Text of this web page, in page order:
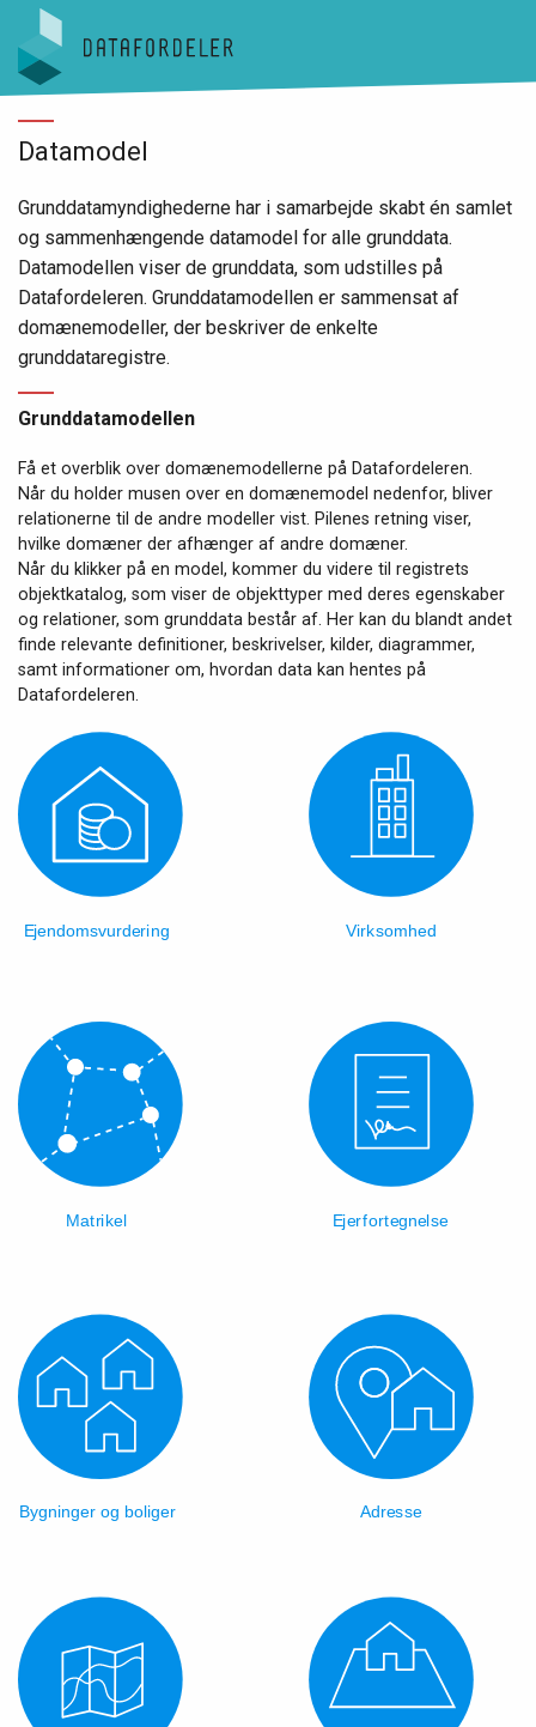
Gå til sidens indhold
Datamodel
Grunddatamyndighederne har i samarbejde skabt én samlet
og sammenhængende datamodel for alle grunddata.
Datamodellen viser de grunddata, som udstilles på
Datafordeleren. Grunddatamodellen er sammensat af
domænemodeller, der beskriver de enkelte
grunddataregistre.
Grunddatamodellen
Få et overblik over domænemodellerne på Datafordeleren.
Når du holder musen over en domænemodel nedenfor, bliver
relationerne til de andre modeller vist. Pilenes retning viser,
hvilke domæner der afhænger af andre domæner.
Når du klikker på en model, kommer du videre til registrets
objektkatalog, som viser de objekttyper med deres egenskaber
og relationer, som grunddata består af. Her kan du blandt andet
finde relevante definitioner, beskrivelser, kilder, diagrammer,
samt informationer om, hvordan data kan hentes på
Datafordeleren.